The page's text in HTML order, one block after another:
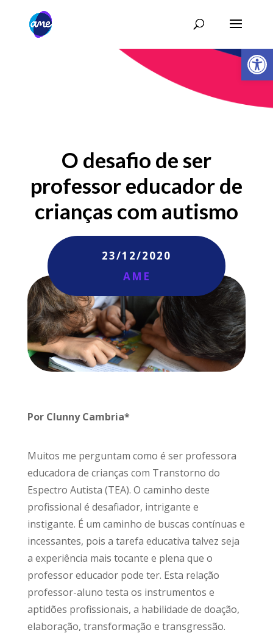
Abrir
O desafio de ser
professor educador de
crianças com autismo
23/12/2020
AME
Por Clunny Cambria*
Muitos me perguntam como é ser professora
educadora de crianças com Transtorno do
Espectro Autista (TEA). O caminho deste
profissional é desafiador, intrigante e
instigante. É um caminho de buscas contínuas e
incessantes, pois a tarefa educativa talvez seja
a experiência mais tocante e plena que o
professor educador pode ter. Esta relação
professor-aluno testa os instrumentos e
aptidões profissionais, a habilidade de doação,
elaboração, transformação e transgressão.